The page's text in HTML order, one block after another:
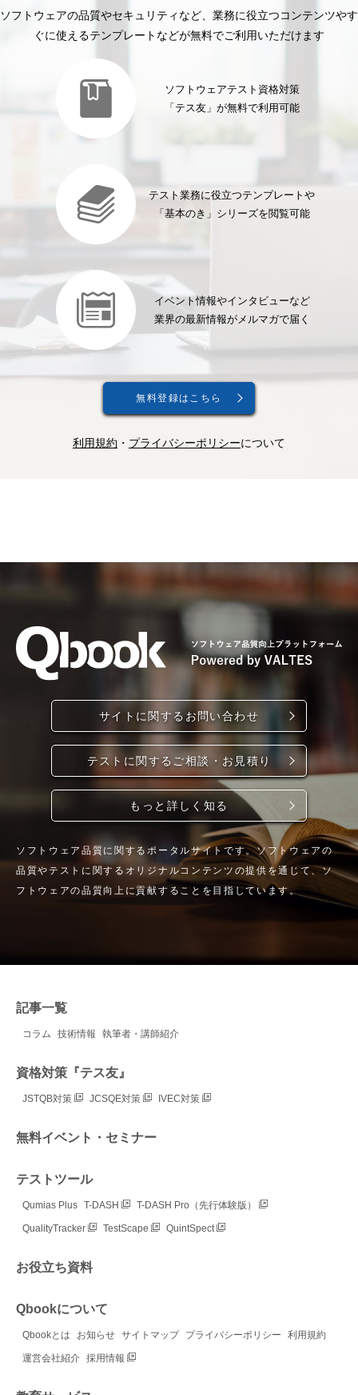
ソフトウェアの品質やセキュリティなど、業務に役立つコンテンツやす
ぐに使えるテンプレートなどが無料でご利用いただけます
ソフトウェアテスト資格対策
「テス友」が無料で利用可能
テスト業務に役立つテンプレートや
「基本のき」シリーズを閲覧可能
イベント情報やインタビューなど
業界の最新情報がメルマガで届く
無料登録はこちら
利用規約 ・ プライバシーポリシーについて
サイトに関するお問い合わせ
テストに関するご相談・お見積り
もっと詳しく知る
ソフトウェア品質に関するポータルサイトです。ソフトウェアの
品質やテストに関するオリジナルコンテンツの提供を通じて、ソ
フトウェアの品質向上に貢献することを目指しています。
記事一覧
コラム 技術情報 執筆者・講師紹介
資格対策『テス友』
JSTQB対策 JCSQE対策 IVEC対策
無料イベント・セミナー
テストツール
Qumias Plus T-DASH T-DASH Pro（先行体験版）
QualityTracker TestScape QuintSpect
お役立ち資料
Qbookについて
Qbookとは お知らせ サイトマップ プライバシーポリシー 利用規約
運営会社紹介 採用情報